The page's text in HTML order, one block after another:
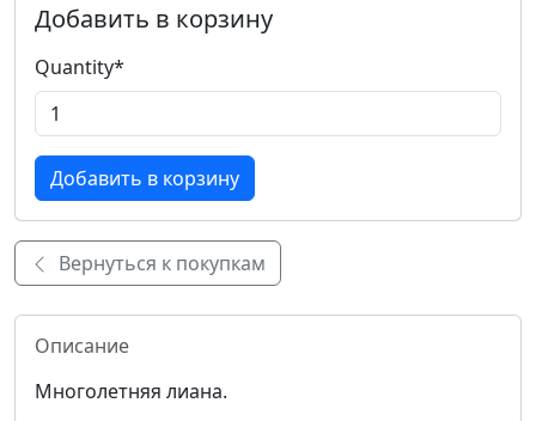
Добавить в корзину
Quantity*
Вернуться к покупкам
Описание
Многолетняя лиана.